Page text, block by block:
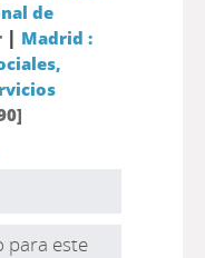
de
| Madrid :
para este